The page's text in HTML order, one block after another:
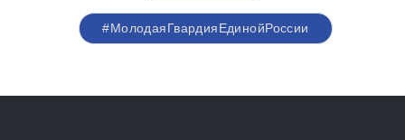
#МолодаяГвардияЕдинойРоссии